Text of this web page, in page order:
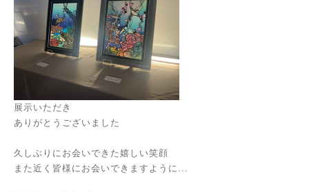
展示いただき
ありがとうございました
久しぶりにお会いできた嬉しい笑顔
また近く皆様にお会いできますように...